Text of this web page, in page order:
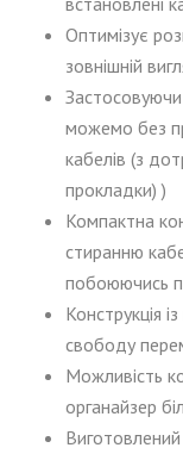
Оптимізує
зовнішній
можемо без
кабелів (з
прокладки) )
Компактна
стиранню
побоюючись
Конструкція
свободу
Можливість
органайзер
Виготовлений